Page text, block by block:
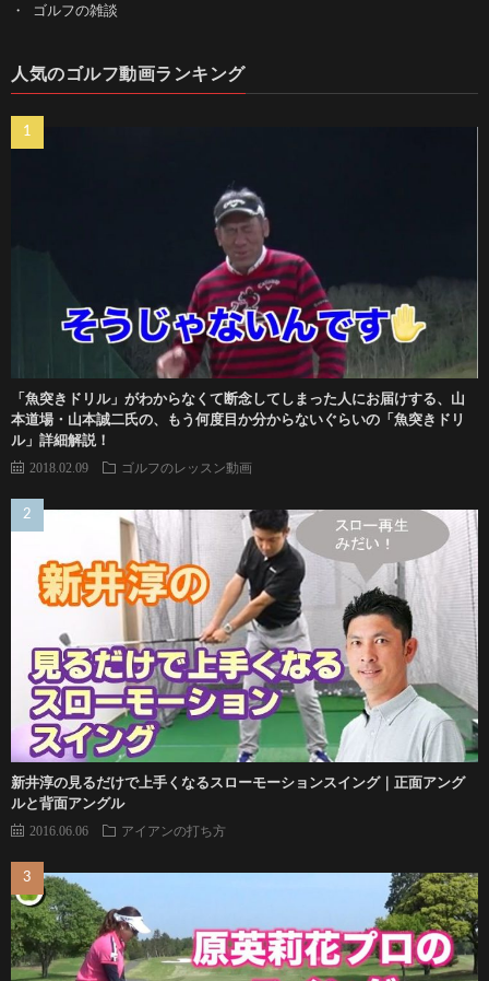
ゴルフの雑談
人気のゴルフ動画ランキング
「魚突きドリル」がわからなくて断念してしまった人にお届けする、山
本道場・山本誠二氏の、もう何度目か分からないぐらいの「魚突きドリ
ル」詳細解説！
2018.02.09 ゴルフのレッスン動画
新井淳の見るだけで上手くなるスローモーションスイング｜正面アング
ルと背面アングル
2016.06.06 アイアンの打ち方